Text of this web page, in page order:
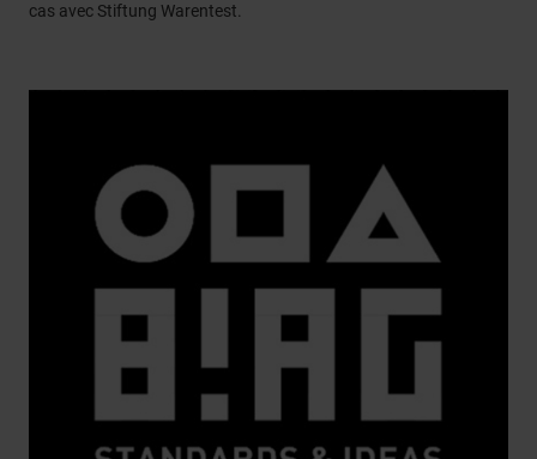
cas avec Stiftung Warentest.